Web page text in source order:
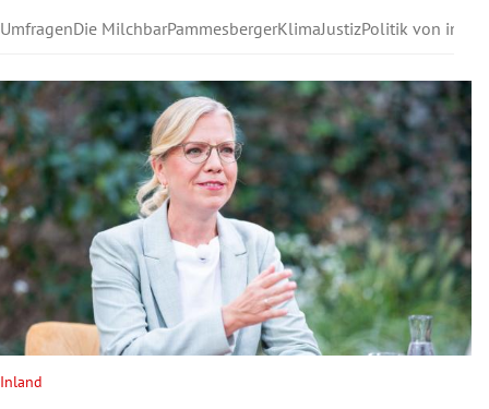
Untermenü
Untermenü
Untermenü
Untermenü
UmfragenDie MilchbarPammesbergerKlimaJustizPolitik von innen
Inland